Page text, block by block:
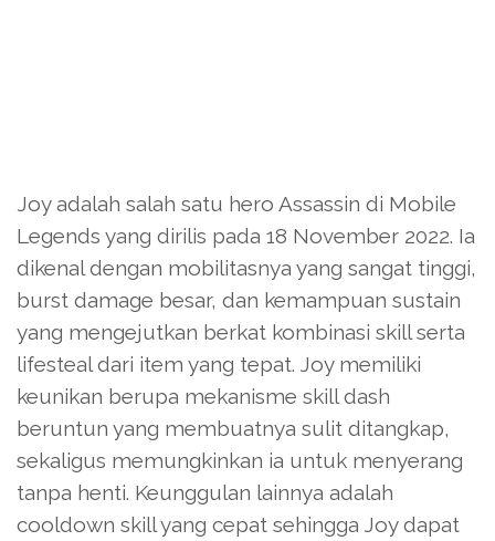
Joy adalah salah satu hero Assassin di Mobile
Legends yang dirilis pada 18 November 2022. Ia
dikenal dengan mobilitasnya yang sangat tinggi,
burst damage besar, dan kemampuan sustain
yang mengejutkan berkat kombinasi skill serta
lifesteal dari item yang tepat. Joy memiliki
keunikan berupa mekanisme skill dash
beruntun yang membuatnya sulit ditangkap,
sekaligus memungkinkan ia untuk menyerang
tanpa henti. Keunggulan lainnya adalah
cooldown skill yang cepat sehingga Joy dapat